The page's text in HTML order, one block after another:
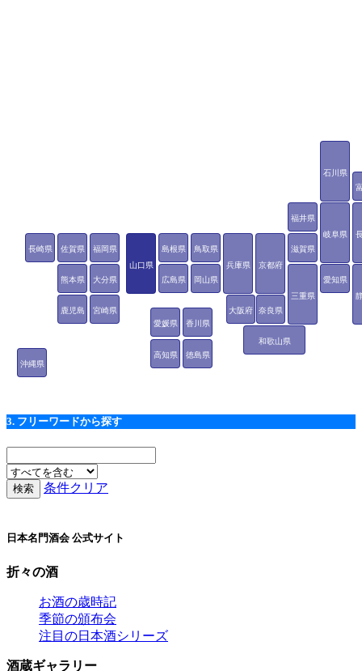
石川県
福井県
岐阜県
愛知県
三重県
滋賀県
京都府
大阪府
兵庫県
奈良県
和歌山県
鳥取県
島根県
岡山県
広島県
山口県
徳島県
香川県
愛媛県
高知県
福岡県
佐賀県
長崎県
熊本県 大分県
宮崎県
鹿児島
沖縄県
3. フリーワードから探す
条件クリア
日本名門酒会 公式サイト
折々の酒
お酒の歳時記
季節の頒布会
注目の日本酒シリーズ
酒蔵ギャラリー